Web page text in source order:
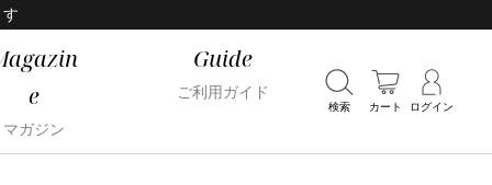
e
マガジン
Guide
ご利用ガイド
検索 カート ログイン